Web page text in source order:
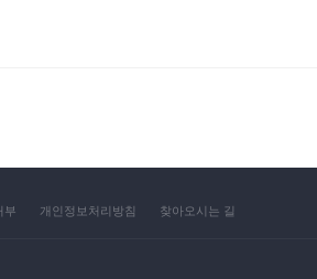
부 개인정보처리방침 찾아오시는 길